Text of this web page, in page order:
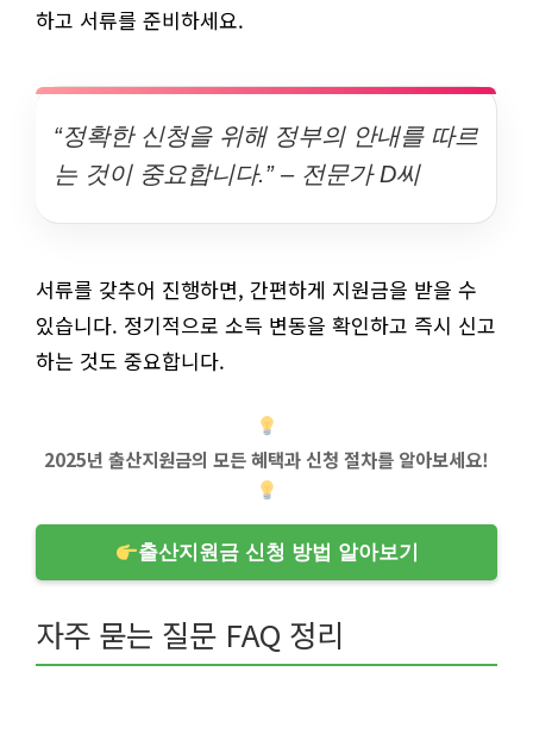
하고 서류를 준비하세요.
“정확한 신청을 위해 정부의 안내를 따르
는 것이 중요합니다.” – 전문가 D씨
서류를 갖추어 진행하면, 간편하게 지원금을 받을 수
있습니다. 정기적으로 소득 변동을 확인하고 즉시 신고
하는 것도 중요합니다.
2025년 출산지원금의 모든 혜택과 신청 절차를 알아보세요!
출산지원금 신청 방법 알아보기
자주 묻는 질문 FAQ 정리